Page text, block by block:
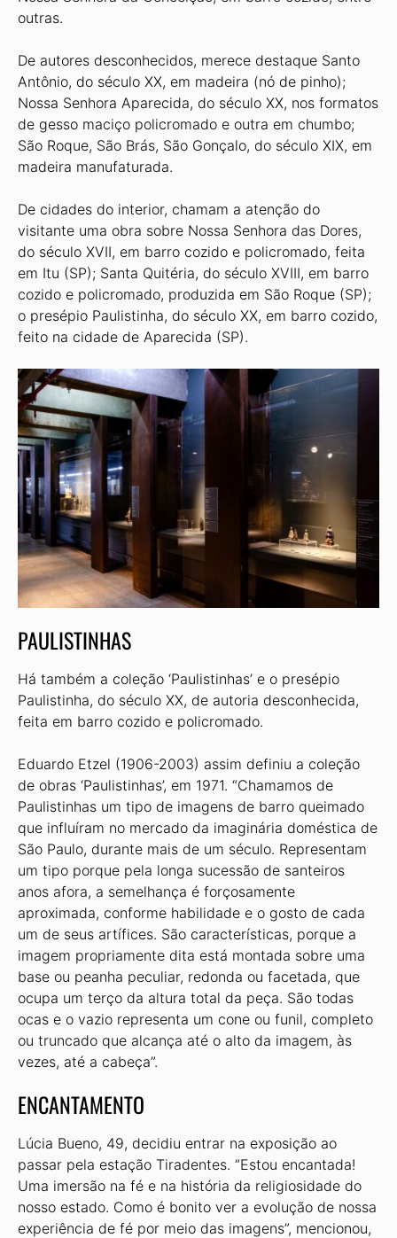
outras.
De autores desconhecidos, merece destaque Santo
Antônio, do século XX, em madeira (nó de pinho);
Nossa Senhora Aparecida, do século XX, nos formatos
de gesso maciço policromado e outra em chumbo;
São Roque, São Brás, São Gonçalo, do século XIX, em
madeira manufaturada.
De cidades do interior, chamam a atenção do
visitante uma obra sobre Nossa Senhora das Dores,
do século XVII, em barro cozido e policromado, feita
em Itu (SP); Santa Quitéria, do século XVIII, em barro
cozido e policromado, produzida em São Roque (SP);
o presépio Paulistinha, do século XX, em barro cozido,
feito na cidade de Aparecida (SP).
PAULISTINHAS
Há também a coleção ‘Paulistinhas’ e o presépio
Paulistinha, do século XX, de autoria desconhecida,
feita em barro cozido e policromado.
Eduardo Etzel (1906-2003) assim definiu a coleção
de obras ‘Paulistinhas’, em 1971. “Chamamos de
Paulistinhas um tipo de imagens de barro queimado
que influíram no mercado da imaginária doméstica de
São Paulo, durante mais de um século. Representam
um tipo porque pela longa sucessão de santeiros
anos afora, a semelhança é forçosamente
aproximada, conforme habilidade e o gosto de cada
um de seus artífices. São características, porque a
imagem propriamente dita está montada sobre uma
base ou peanha peculiar, redonda ou facetada, que
ocupa um terço da altura total da peça. São todas
ocas e o vazio representa um cone ou funil, completo
ou truncado que alcança até o alto da imagem, às
vezes, até a cabeça”.
ENCANTAMENTO
Lúcia Bueno, 49, decidiu entrar na exposição ao
passar pela estação Tiradentes. “Estou encantada!
Uma imersão na fé e na história da religiosidade do
nosso estado. Como é bonito ver a evolução de nossa
experiência de fé por meio das imagens”, mencionou,